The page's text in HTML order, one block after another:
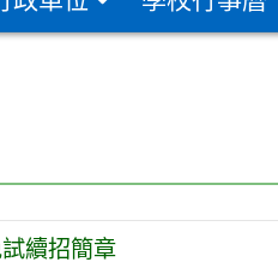
續招簡章